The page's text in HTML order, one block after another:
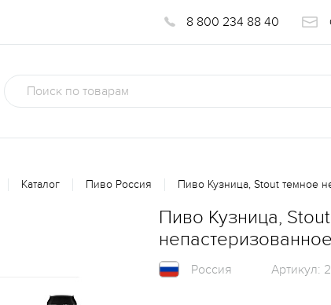
8 800 234 88 40
Каталог Пиво Россия Пиво Кузница, Stout темное
Пиво Кузница,
Россия Артикул: